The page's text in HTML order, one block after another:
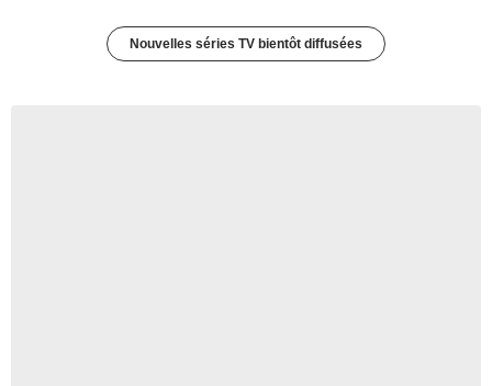
Nouvelles séries TV bientôt diffusées